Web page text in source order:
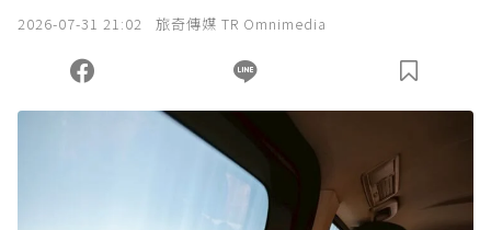
2026-07-31 21:02 旅奇傳媒 TR Omnimedia